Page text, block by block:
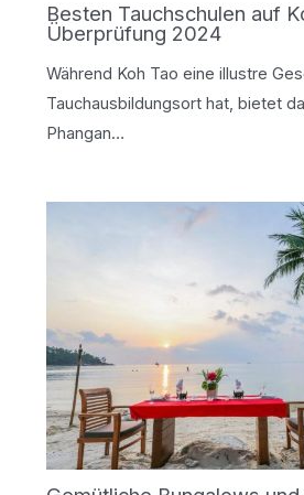
Besten Tauchschulen auf
Überprüfung 2024
Während Koh Tao eine illustre
Tauchausbildungsort hat, bietet
Phangan…